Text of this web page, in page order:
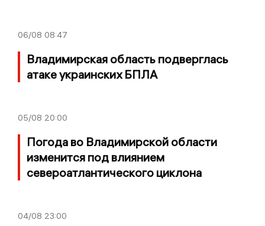
06/08 08:47
Владимирская область подверглась
атаке украинских БПЛА
05/08 20:00
Погода во Владимирской области
изменится под влиянием
североатлантического циклона
04/08 23:00